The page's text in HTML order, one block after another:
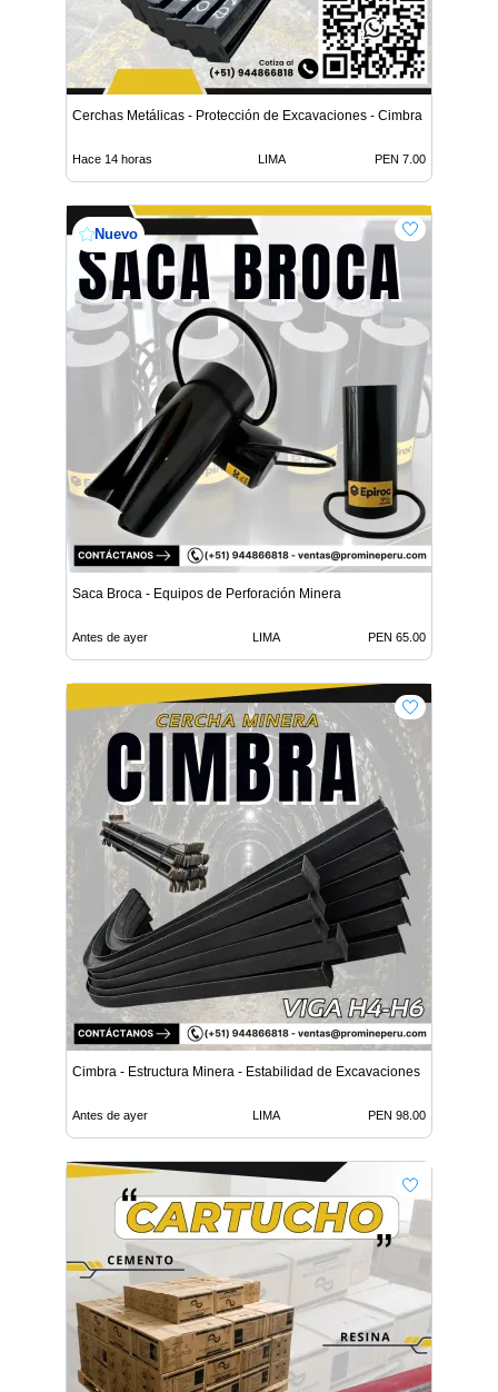
Cerchas Metálicas - Protección de Excavaciones - Cimbra
Hace 14 horas LIMA PEN 7.00
Nuevo
Saca Broca - Equipos de Perforación Minera
Antes de ayer LIMA PEN 65.00
Cimbra - Estructura Minera - Estabilidad de Excavaciones
Antes de ayer LIMA PEN 98.00